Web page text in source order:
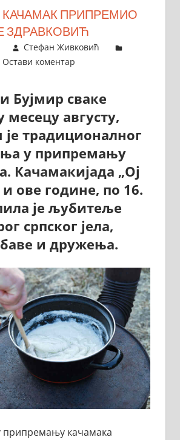
ПРИПРЕМИО
ЗДРАВКОВИЋ
Стефан Живковић
Остави коментар
Бујмир сваке
месецу августу,
традиционалног
у припремању
Качамакијада „Ој
ове године, по 16.
је љубитеље
српског јела,
и дружења.
качамака